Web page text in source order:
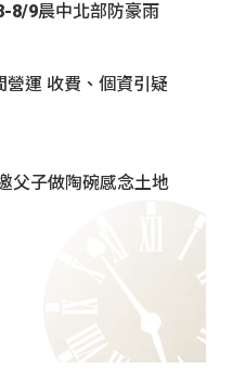
8/9晨中北部防豪雨
運 收費、個資引疑
父子做陶碗感念土地